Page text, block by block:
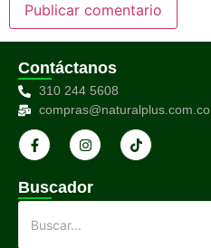
Contáctanos
310 244 5608
compras@naturalplus.com.co
Buscador